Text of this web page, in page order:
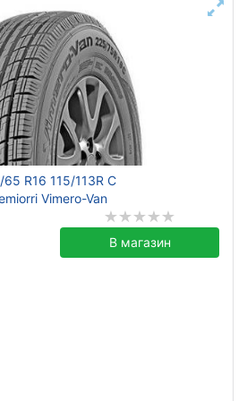
R16 115/113R C
Vimero-Van
В магазин